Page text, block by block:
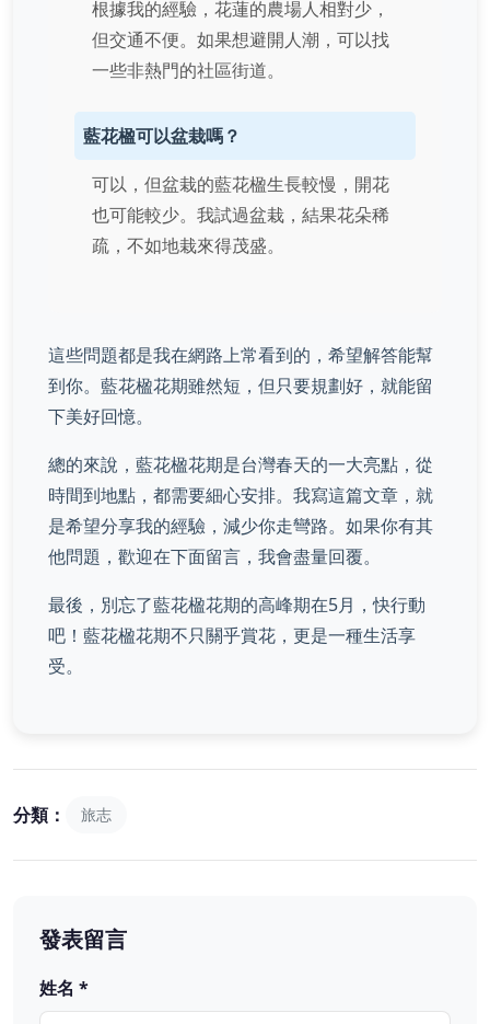
根據我的經驗，花蓮的農場人相對少，
但交通不便。如果想避開人潮，可以找
一些非熱門的社區街道。
藍花楹可以盆栽嗎？
可以，但盆栽的藍花楹生長較慢，開花
也可能較少。我試過盆栽，結果花朵稀
疏，不如地栽來得茂盛。
這些問題都是我在網路上常看到的，希望解答能幫
到你。藍花楹花期雖然短，但只要規劃好，就能留
下美好回憶。
總的來說，藍花楹花期是台灣春天的一大亮點，從
時間到地點，都需要細心安排。我寫這篇文章，就
是希望分享我的經驗，減少你走彎路。如果你有其
他問題，歡迎在下面留言，我會盡量回覆。
最後，別忘了藍花楹花期的高峰期在5月，快行動
吧！藍花楹花期不只關乎賞花，更是一種生活享
受。
分類： 旅志
發表留言
姓名 *